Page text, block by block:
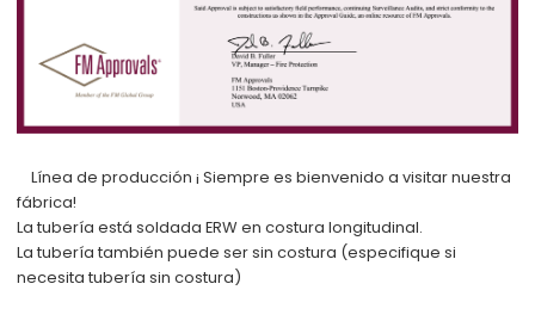
Línea de producción ¡ Siempre es bienvenido a visitar nuestra
fábrica!
La tubería está soldada ERW en costura longitudinal.
La tubería también puede ser sin costura (especifique si
necesita tubería sin costura)